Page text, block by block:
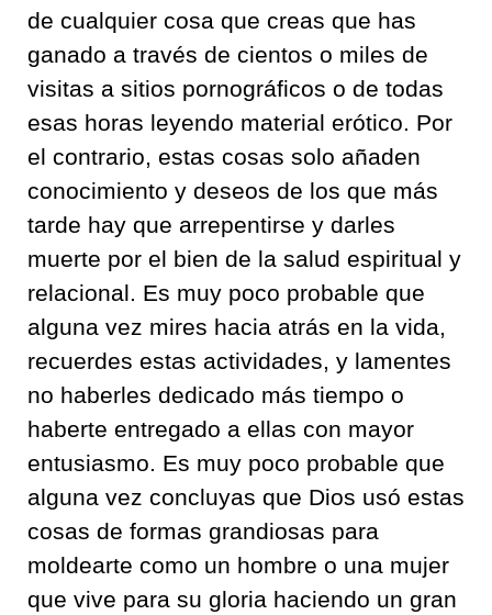
de cualquier cosa que creas que has
ganado a través de cientos o miles de
visitas a sitios pornográficos o de todas
esas horas leyendo material erótico. Por
el contrario, estas cosas solo añaden
conocimiento y deseos de los que más
tarde hay que arrepentirse y darles
muerte por el bien de la salud espiritual y
relacional. Es muy poco probable que
alguna vez mires hacia atrás en la vida,
recuerdes estas actividades, y lamentes
no haberles dedicado más tiempo o
haberte entregado a ellas con mayor
entusiasmo. Es muy poco probable que
alguna vez concluyas que Dios usó estas
cosas de formas grandiosas para
moldearte como un hombre o una mujer
que vive para su gloria haciendo un gran